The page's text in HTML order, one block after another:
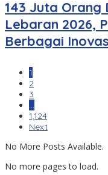
143 Juta Orang
Lebaran 2026,
Berbagai
1
2
3
…
1,124
Next
No More Posts Available.
No more pages to load.